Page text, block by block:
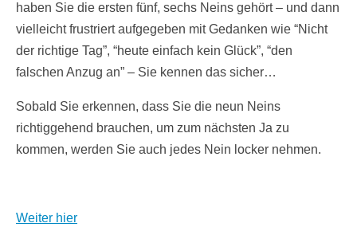
haben Sie die ersten fünf, sechs Neins gehört – und dann
vielleicht frustriert aufgegeben mit Gedanken wie “Nicht
der richtige Tag”, “heute einfach kein Glück”, “den
falschen Anzug an” – Sie kennen das sicher…
Sobald Sie erkennen, dass Sie die neun Neins
richtiggehend brauchen, um zum nächsten Ja zu
kommen, werden Sie auch jedes Nein locker nehmen.
Weiter hier